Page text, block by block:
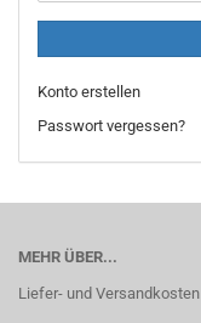
Konto erstellen
Passwort vergessen?
MEHR ÜBER...
Liefer- und Versandkosten